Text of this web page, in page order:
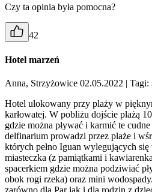
Czy ta opinia była pomocna?
42
Hotel marzeń
Anna, Strzyżowice 02.05.2022 | Tagi:
Hotel ulokowany przy plaży w
karłowatej. W pobliżu dojście plażą
gdzie można pływać i karmić te
delfinarium prowadzi przez plaże i
których pełno Iguan wylegujących
miasteczka (z pamiątkami i
spacerkiem gdzie można podziwiać
obok rogi rzeka) oraz mini